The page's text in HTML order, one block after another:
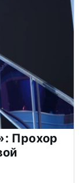
Прохор